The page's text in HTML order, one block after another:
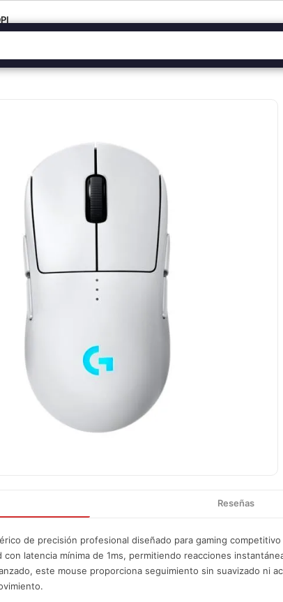
Reseñas
de precisión profesional diseñado para gaming
latencia mínima de 1ms, permitiendo reacciones
este mouse proporciona seguimiento sin suavizado ni